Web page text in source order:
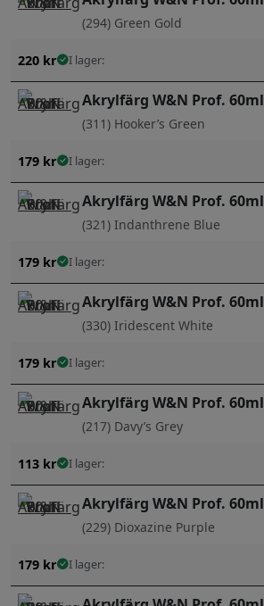
(294) Green Gold
220 kr I lager:
Akrylfärg W&N Prof. 60ml
(311) Hooker’s Green
179 kr I lager:
Akrylfärg W&N Prof. 60ml
(321) Indanthrene Blue
179 kr I lager:
Akrylfärg W&N Prof. 60ml
(330) Iridescent White
179 kr I lager:
Akrylfärg W&N Prof. 60ml
(217) Davy’s Grey
113 kr I lager:
Akrylfärg W&N Prof. 60ml
(229) Dioxazine Purple
179 kr I lager: